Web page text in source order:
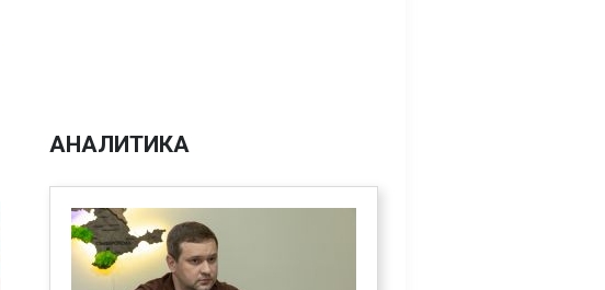
АНАЛИТИКА